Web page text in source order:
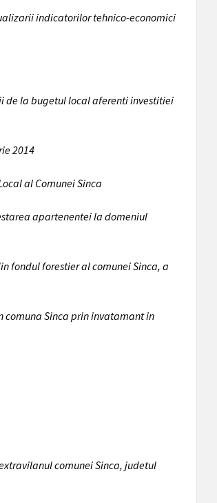
indicatorilor tehnico-economici
la bugetul local aferenti investitiei
2014
al Comunei Sinca
apartenentei la domeniul
fondul forestier al comunei Sinca, a
Sinca prin invatamant in
comunei Sinca, judetul